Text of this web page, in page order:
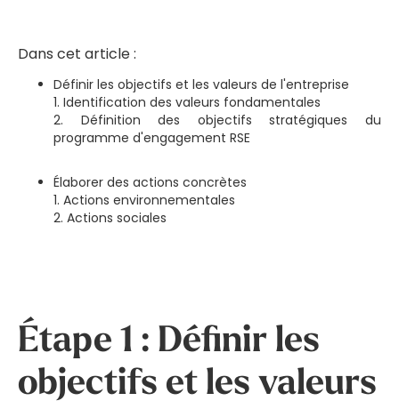
Dans cet article :
Définir les objectifs et les valeurs de l'entreprise
1. Identification des valeurs fondamentales
2. Définition des objectifs stratégiques du
programme d'engagement RSE
Élaborer des actions concrètes
1. Actions environnementales
2. Actions sociales
Étape 1 : Définir les
objectifs et les valeurs